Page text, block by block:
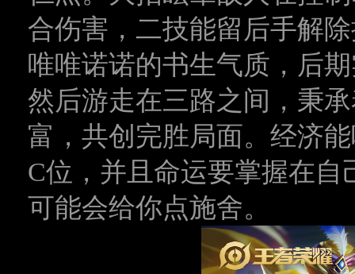
合伤害，二技能留后手解
唯唯诺诺的书生气质，后
然后游走在三路之间，秉
富，共创完胜局面。经济
C位，并且命运要掌握在
可能会给你点施舍。